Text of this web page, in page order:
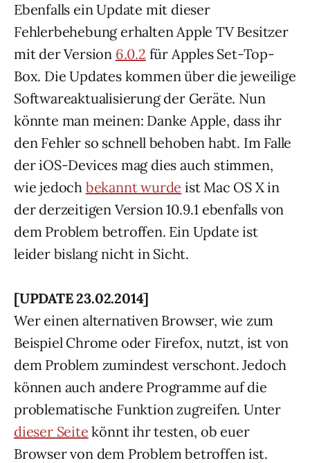
Ebenfalls ein Update mit dieser
Fehlerbehebung erhalten Apple TV Besitzer
mit der Version 6.0.2 für Apples Set-Top-
Box. Die Updates kommen über die jeweilige
Softwareaktualisierung der Geräte. Nun
könnte man meinen: Danke Apple, dass ihr
den Fehler so schnell behoben habt. Im Falle
der iOS-Devices mag dies auch stimmen,
wie jedoch bekannt wurde ist Mac OS X in
der derzeitigen Version 10.9.1 ebenfalls von
dem Problem betroffen. Ein Update ist
leider bislang nicht in Sicht.
[UPDATE 23.02.2014]
Wer einen alternativen Browser, wie zum
Beispiel Chrome oder Firefox, nutzt, ist von
dem Problem zumindest verschont. Jedoch
können auch andere Programme auf die
problematische Funktion zugreifen. Unter
dieser Seite könnt ihr testen, ob euer
Browser von dem Problem betroffen ist.